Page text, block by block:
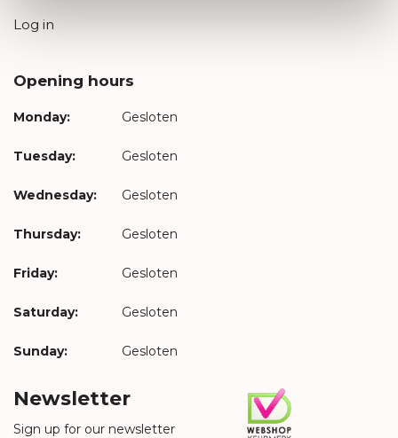
Log in
Opening hours
Monday: Gesloten
Tuesday: Gesloten
Wednesday: Gesloten
Thursday: Gesloten
Friday: Gesloten
Saturday: Gesloten
Sunday: Gesloten
Newsletter
Sign up for our newsletter